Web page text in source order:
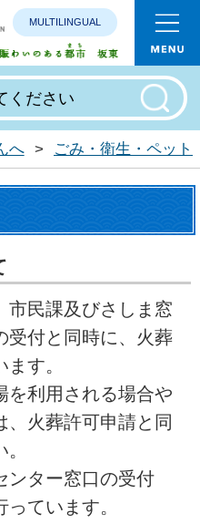
みんなで
MULTILINGUAL
へ > ごみ・衛生・ペット
市民課及びさしま窓
受付と同時に、火葬
す。
を利用される場合や
、火葬許可申請と同
ンター窓口の受付
ています。